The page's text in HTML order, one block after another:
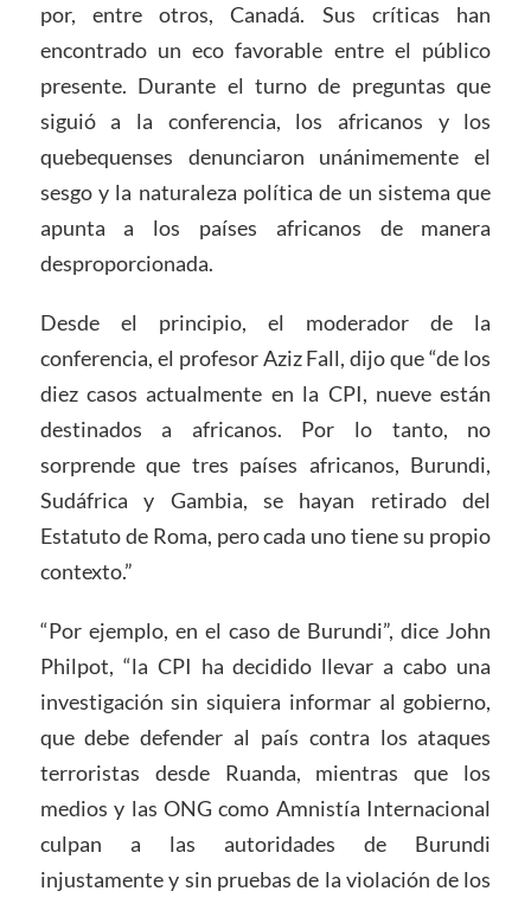
por, entre otros, Canadá. Sus críticas han
encontrado un eco favorable entre el público
presente. Durante el turno de preguntas que
siguió a la conferencia, los africanos y los
quebequenses denunciaron unánimemente el
sesgo y la naturaleza política de un sistema que
apunta a los países africanos de manera
desproporcionada.
Desde el principio, el moderador de la
conferencia, el profesor Aziz Fall, dijo que “de los
diez casos actualmente en la CPI, nueve están
destinados a africanos. Por lo tanto, no
sorprende que tres países africanos, Burundi,
Sudáfrica y Gambia, se hayan retirado del
Estatuto de Roma, pero cada uno tiene su propio
contexto.”
“Por ejemplo, en el caso de Burundi”, dice John
Philpot, “la CPI ha decidido llevar a cabo una
investigación sin siquiera informar al gobierno,
que debe defender al país contra los ataques
terroristas desde Ruanda, mientras que los
medios y las ONG como Amnistía Internacional
culpan a las autoridades de Burundi
injustamente y sin pruebas de la violación de los